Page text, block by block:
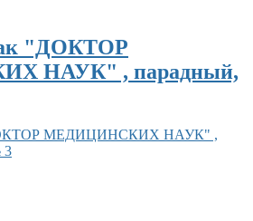
"ДОКТОР
НАУК" , парадный,